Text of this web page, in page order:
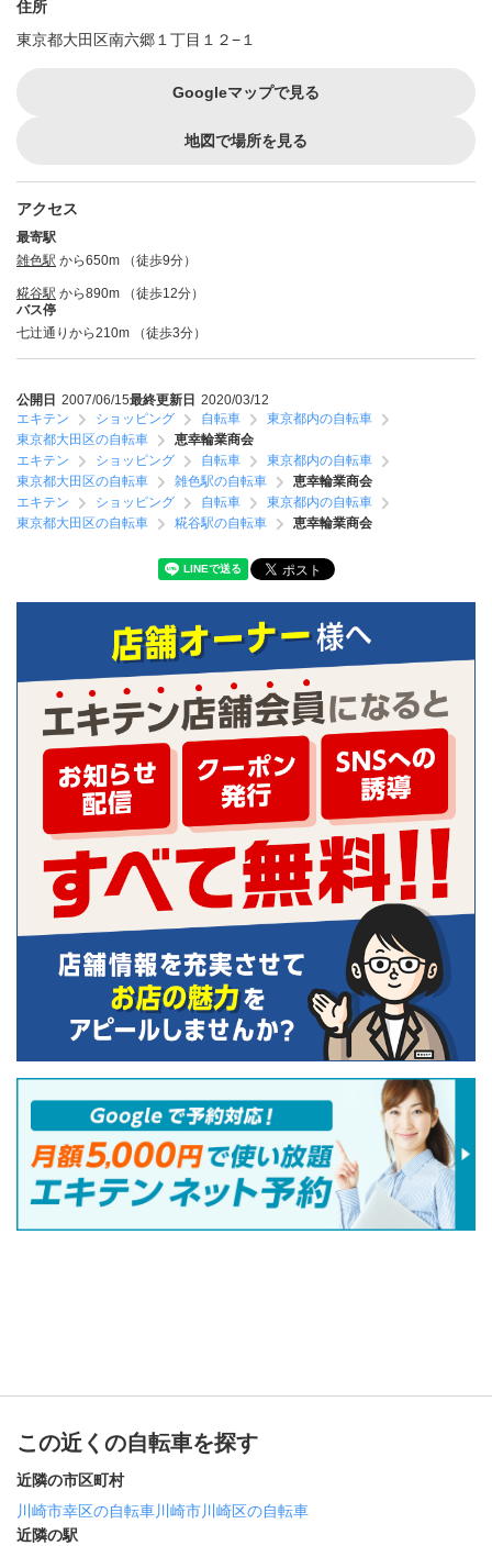
住所
東京都大田区南六郷１丁目１２−１
Googleマップで見る
地図で場所を見る
アクセス
最寄駅
雑色駅 から650m （徒歩9分）
糀谷駅 から890m （徒歩12分）
バス停
七辻通りから210m （徒歩3分）
公開日 2007/06/15最終更新日 2020/03/12
エキテン
ショッピング 自転車
東京都内の自転車
東京都大田区の自転車
恵幸輪業商会
エキテン
ショッピング 自転車
東京都内の自転車
東京都大田区の自転車
雑色駅の自転車
恵幸輪業商会
エキテン
ショッピング 自転車
東京都内の自転車
東京都大田区の自転車
糀谷駅の自転車 恵幸輪業商会
この近くの自転車を探す
近隣の市区町村
川崎市幸区の自転車川崎市川崎区の自転車
近隣の駅